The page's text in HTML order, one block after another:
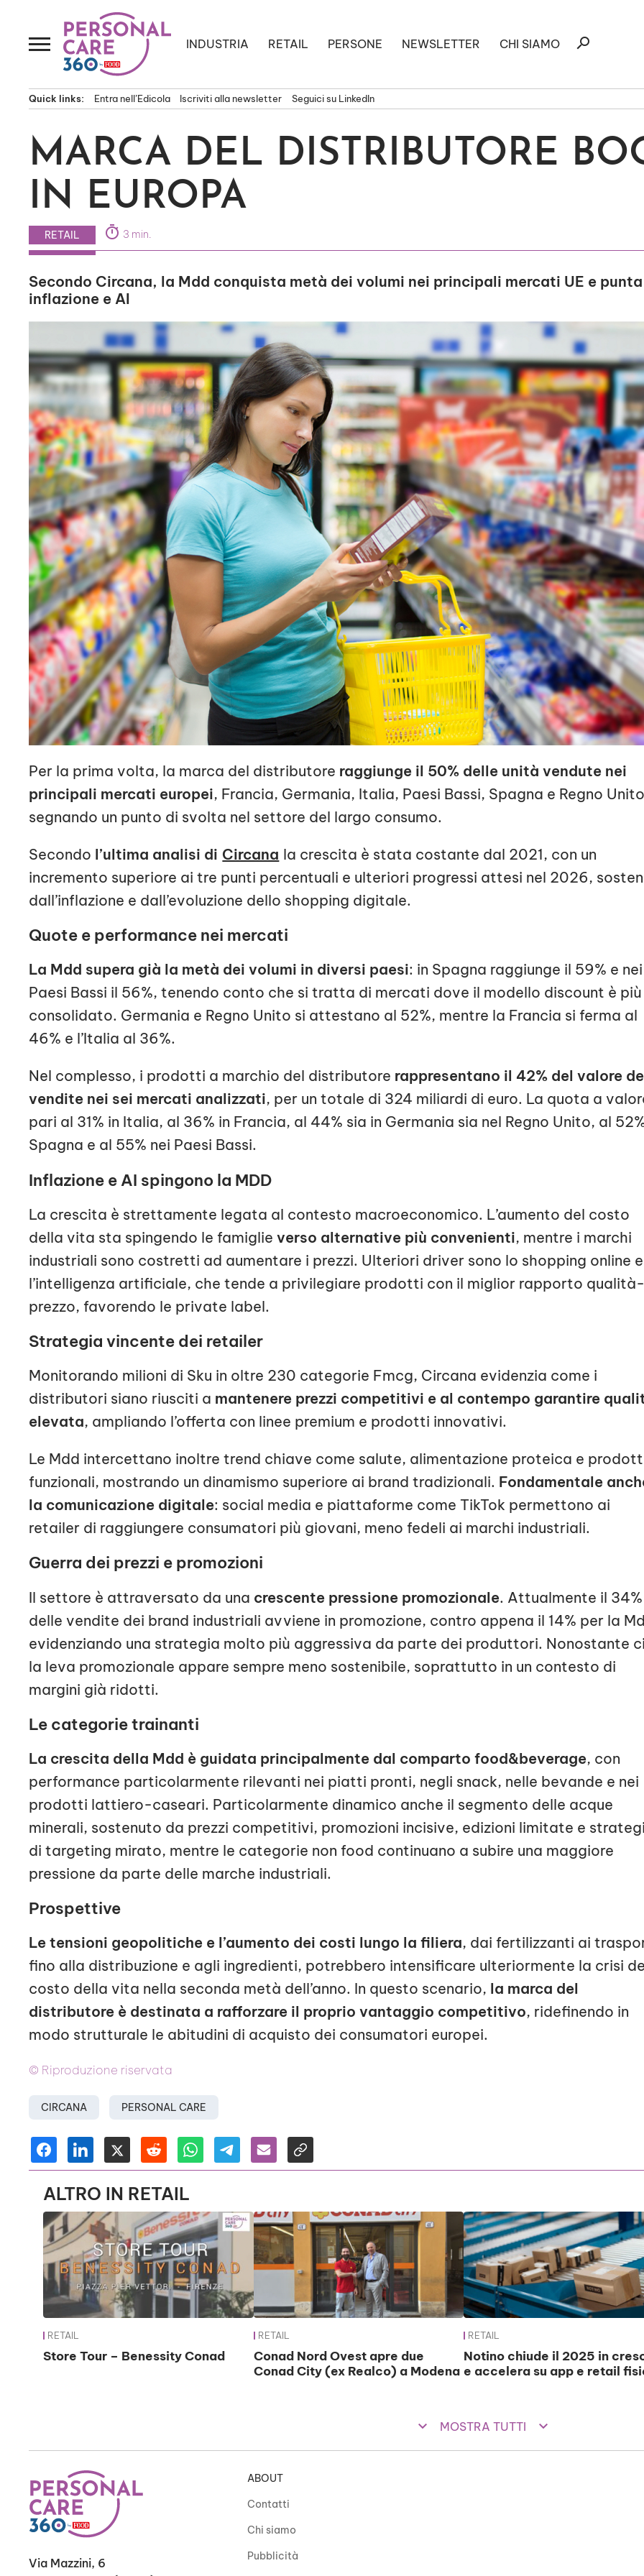
contenuto
INDUSTRIA RETAIL PERSONE NEWSLETTER CHI SIAMO
Ricerca
search
Quick links: Entra nell’Edicola Iscriviti alla newsletter Seguici su LinkedIn
MARCA DEL DISTRIBUTORE
IN EUROPA
RETAIL timer 3 min.
Secondo Circana, la Mdd conquista metà dei volumi nei principali mercati UE e
inflazione e AI
Per la prima volta, la marca del distributore raggiunge il 50% delle unità vendute nei
principali mercati europei, Francia, Germania, Italia, Paesi Bassi, Spagna e Regno
segnando un punto di svolta nel settore del largo consumo.
Secondo l’ultima analisi di Circana la crescita è stata costante dal 2021, con un
incremento superiore ai tre punti percentuali e ulteriori progressi attesi nel 2026,
dall’inflazione e dall’evoluzione dello shopping digitale.
Quote e performance nei mercati
La Mdd supera già la metà dei volumi in diversi paesi: in Spagna raggiunge il 59% e nei
Paesi Bassi il 56%, tenendo conto che si tratta di mercati dove il modello discount è più
consolidato. Germania e Regno Unito si attestano al 52%, mentre la Francia si ferma al
46% e l’Italia al 36%.
Nel complesso, i prodotti a marchio del distributore rappresentano il 42% del valore
vendite nei sei mercati analizzati, per un totale di 324 miliardi di euro. La quota a
pari al 31% in Italia, al 36% in Francia, al 44% sia in Germania sia nel Regno Unito, al
Spagna e al 55% nei Paesi Bassi.
Inflazione e AI spingono la MDD
La crescita è strettamente legata al contesto macroeconomico. L’aumento del costo
della vita sta spingendo le famiglie verso alternative più convenienti, mentre i marchi
industriali sono costretti ad aumentare i prezzi. Ulteriori driver sono lo shopping online e
l’intelligenza artificiale, che tende a privilegiare prodotti con il miglior rapporto qualità-
prezzo, favorendo le private label.
Strategia vincente dei retailer
Monitorando milioni di Sku in oltre 230 categorie Fmcg, Circana evidenzia come i
distributori siano riusciti a mantenere prezzi competitivi e al contempo garantire
elevata, ampliando l’offerta con linee premium e prodotti innovativi.
Le Mdd intercettano inoltre trend chiave come salute, alimentazione proteica e
funzionali, mostrando un dinamismo superiore ai brand tradizionali. Fondamentale
la comunicazione digitale: social media e piattaforme come TikTok permettono ai
retailer di raggiungere consumatori più giovani, meno fedeli ai marchi industriali.
Guerra dei prezzi e promozioni
Il settore è attraversato da una crescente pressione promozionale. Attualmente il 34%
delle vendite dei brand industriali avviene in promozione, contro appena il 14% per la
evidenziando una strategia molto più aggressiva da parte dei produttori. Nonostante
la leva promozionale appare sempre meno sostenibile, soprattutto in un contesto di
margini già ridotti.
Le categorie trainanti
La crescita della Mdd è guidata principalmente dal comparto food&beverage, con
performance particolarmente rilevanti nei piatti pronti, negli snack, nelle bevande e nei
prodotti lattiero-caseari. Particolarmente dinamico anche il segmento delle acque
minerali, sostenuto da prezzi competitivi, promozioni incisive, edizioni limitate e
di targeting mirato, mentre le categorie non food continuano a subire una maggiore
pressione da parte delle marche industriali.
Prospettive
Le tensioni geopolitiche e l’aumento dei costi lungo la filiera, dai fertilizzanti ai
fino alla distribuzione e agli ingredienti, potrebbero intensificare ulteriormente la crisi
costo della vita nella seconda metà dell’anno. In questo scenario, la marca del
distributore è destinata a rafforzare il proprio vantaggio competitivo, ridefinendo in
modo strutturale le abitudini di acquisto dei consumatori europei.
© Riproduzione riservata
CIRCANA PERSONAL CARE
ALTRO IN RETAIL
RETAIL
Store Tour – Benessity Conad
RETAIL
Conad Nord Ovest apre due
Conad City (ex Realco) a Modena
RETAIL
Notino chiude il 2025 in
e accelera su app e retail
keyboard_arrow_down MOSTRA TUTTI keyboard_arrow_down
Via Mazzini, 6
ABOUT
Contatti
Chi siamo
Pubblicità